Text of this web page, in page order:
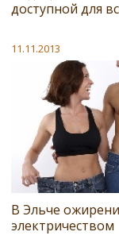
доступной для
11.11.2013
В Эльче
электричеством